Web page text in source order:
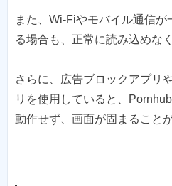
また、Wi-Fiやモバイル通信
る場合も、正常に読み込めな
さらに、広告ブロックアプリ
リを使用していると、
動作せず、画面が固まること